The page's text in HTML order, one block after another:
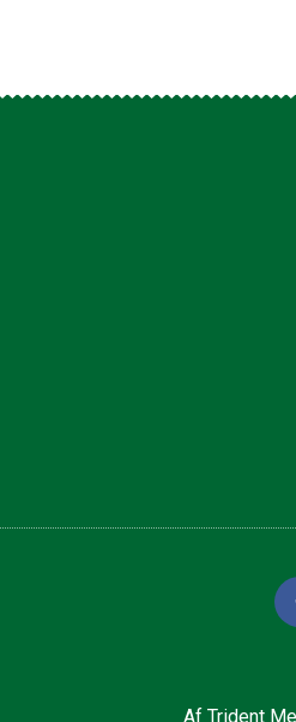
AfTrident